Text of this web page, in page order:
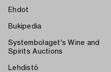
Ehdot
Bukipedia
Systembolaget's Wine and
Spirits Auctions
Lehdistö